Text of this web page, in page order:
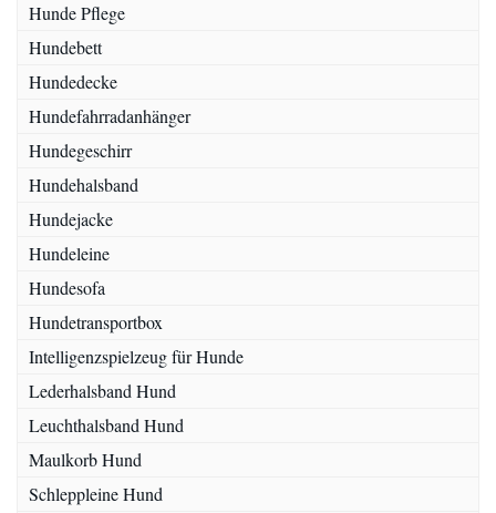
Hunde Pflege
Hundebett
Hundedecke
Hundefahrradanhänger
Hundegeschirr
Hundehalsband
Hundejacke
Hundeleine
Hundesofa
Hundetransportbox
Intelligenzspielzeug für Hunde
Lederhalsband Hund
Leuchthalsband Hund
Maulkorb Hund
Schleppleine Hund